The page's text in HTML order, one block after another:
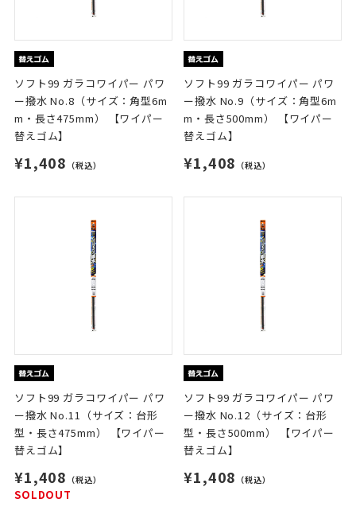
ソフト99 ガラコワイパー パワ
ー撥水 No.8（サイズ：角型6m
m・長さ475mm） 【ワイパー
替えゴム】
¥1,408 （税込）
ソフト99 ガラコワイパー パワ
ー撥水 No.9（サイズ：角型6m
m・長さ500mm） 【ワイパー
替えゴム】
¥1,408 （税込）
ソフト99 ガラコワイパー パワ
ー撥水 No.11（サイズ：台形
型・長さ475mm） 【ワイパー
替えゴム】
¥1,408 （税込）
SOLDOUT
ソフト99 ガラコワイパー パワ
ー撥水 No.12（サイズ：台形
型・長さ500mm） 【ワイパー
替えゴム】
¥1,408 （税込）